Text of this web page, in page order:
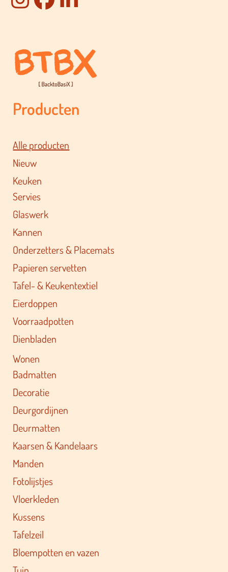
Producten
Alle producten
Nieuw
Keuken
Servies
Glaswerk
Kannen
Onderzetters & Placemats
Papieren servetten
Tafel- & Keukentextiel
Eierdoppen
Voorraadpotten
Dienbladen
Wonen
Badmatten
Decoratie
Deurgordijnen
Deurmatten
Kaarsen & Kandelaars
Manden
Fotolijstjes
Vloerkleden
Kussens
Tafelzeil
Bloempotten en vazen